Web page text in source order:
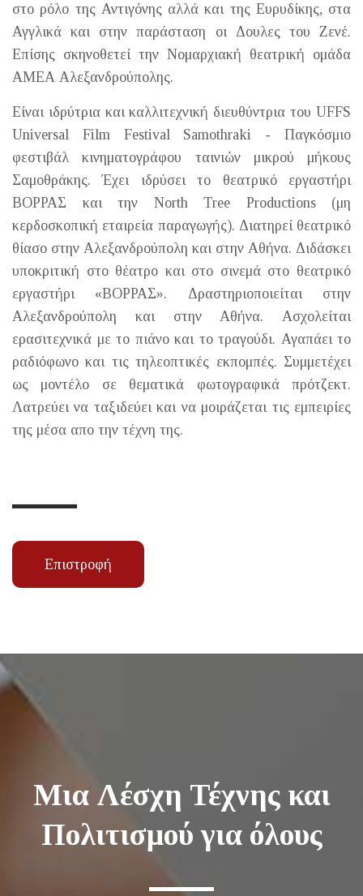
στο ρόλο της Αντιγόνης αλλά και της Ευρυδίκης, στα
Αγγλικά και στην παράσταση οι Δουλες του Ζενέ.
Επίσης σκηνοθετεί την Νομαρχιακή θεατρική ομάδα
ΑΜΕΑ Αλεξανδρούπολης.
Είναι ιδρύτρια και καλλιτεχνική διευθύντρια του UFFS
Universal Film Festival Samothraki - Παγκόσμιο
φεστιβάλ κινηματογράφου ταινιών μικρού μήκους
Σαμοθράκης. Έχει ιδρύσει το θεατρικό εργαστήρι
ΒΟΡΡΑΣ και την North Tree Productions (μη
κερδοσκοπική εταιρεία παραγωγής). Διατηρεί θεατρικό
θίασο στην Αλεξανδρούπολη και στην Αθήνα. Διδάσκει
υποκριτική στο θέατρο και στο σινεμά στο θεατρικό
εργαστήρι «ΒΟΡΡΑΣ». Δραστηριοποιείται στην
Αλεξανδρούπολη και στην Αθήνα. Ασχολείται
ερασιτεχνικά με το πιάνο και το τραγούδι. Αγαπάει το
ραδιόφωνο και τις τηλεοπτικές εκπομπές. Συμμετέχει
ως μοντέλο σε θεματικά φωτογραφικά πρότζεκτ.
Λατρεύει να ταξιδεύει και να μοιράζεται τις εμπειρίες
της μέσα απο την τέχνη της.
Επιστροφή
Μια Λέσχη Τέχνης και
Πολιτισμού για όλους